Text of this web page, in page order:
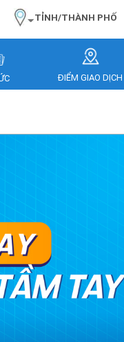
TỈNH/THÀNH PHỐ
ĐIỂM GIAO DỊCH